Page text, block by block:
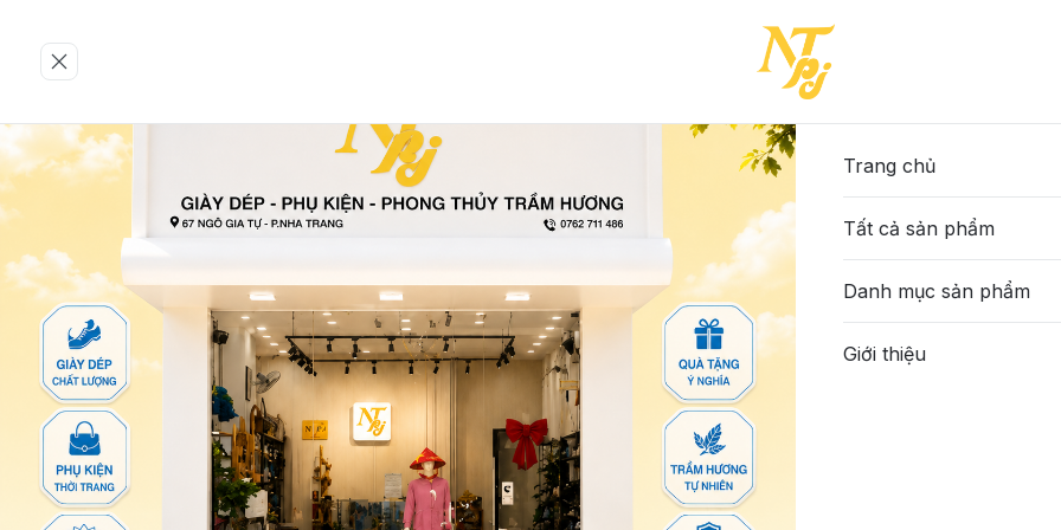
665.000đ
Màu sắc
Đen
Size:
36
37
Số lượng
Trang chủ
Tất cả sản phẩm
Danh mục sản phẩm
Giới thiệu